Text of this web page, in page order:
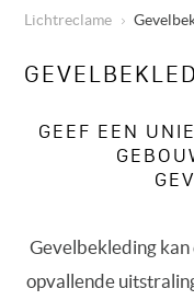
KRUIMELPAD
Lichtreclame
GEEF EEN
Gevelbekleding kan
opvallende